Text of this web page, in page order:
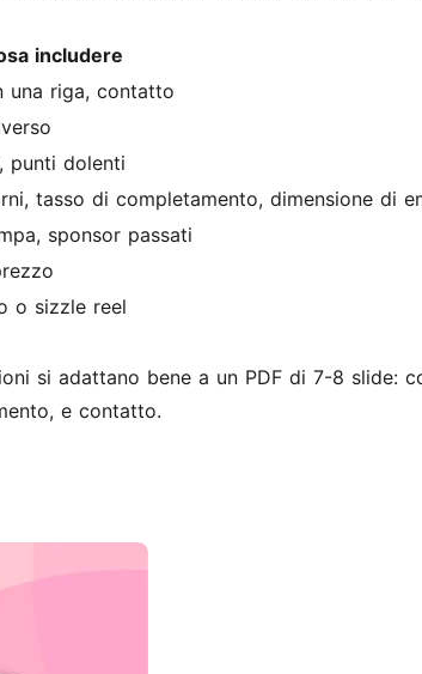
includere
una riga, contatto
punti dolenti
tasso di completamento, dimensione di
sponsor passati
o sizzle reel
si adattano bene a un PDF di 7-8 slide:
e contatto.